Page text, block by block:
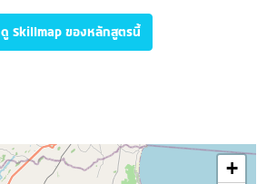
ดู Skillmap ของหลักสูตรนี้
+